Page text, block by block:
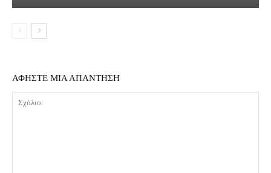
ΑΦΗΣΤΕ ΜΙΑ ΑΠΑΝΤΗΣΗ